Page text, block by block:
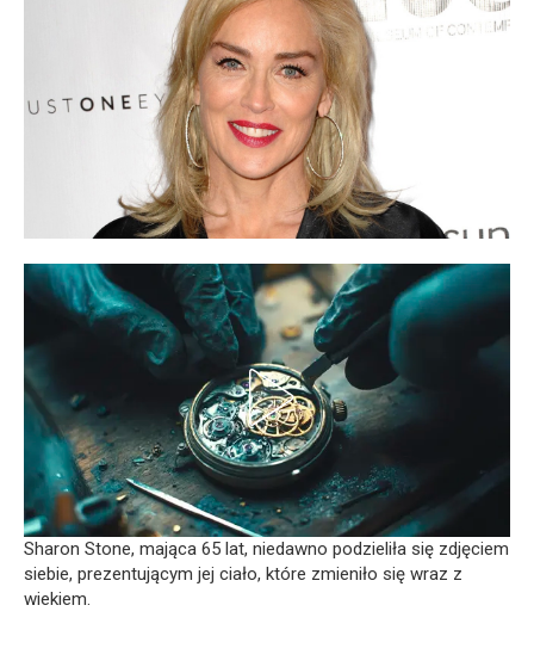
Sharon Stone, mająca 65 lat, niedawno podzieliła się zdjęciem
siebie, prezentującym jej ciało, które zmieniło się wraz z
wiekiem.